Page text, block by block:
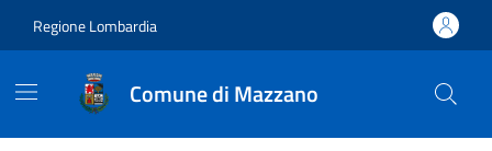
Regione Lombardia
Comune di Mazzano